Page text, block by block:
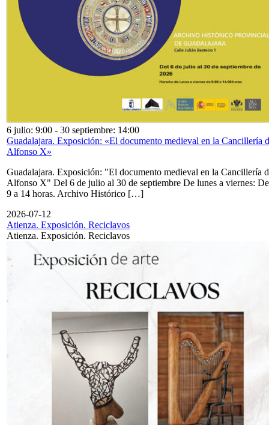
6 julio: 9:00 - 30 septiembre: 14:00
Guadalajara. Exposición: «El documento medieval en la Cancillería
Alfonso X»
Guadalajara. Exposición: "El documento medieval en la Cancillería
Alfonso X" Del 6 de julio al 30 de septiembre De lunes a viernes: De
9 a 14 horas. Archivo Histórico […]
2026-07-12
Atienza. Exposición. Reciclavos
Atienza. Exposición. Reciclavos